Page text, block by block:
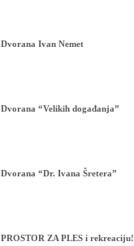
Dvorana Ivan Nemet
Dvorana “Velikih događanja”
Dvorana “Dr. Ivana Šretera”
PROSTOR ZA PLES i rekreaciju!